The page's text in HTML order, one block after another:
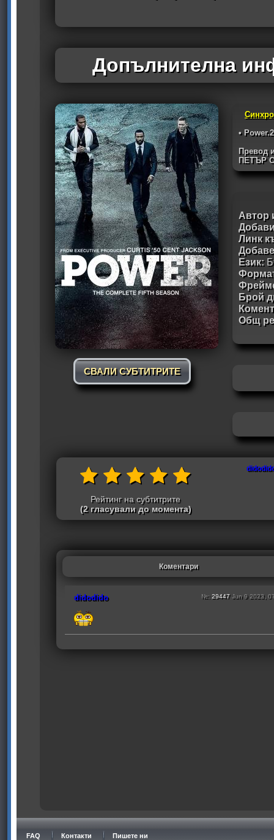
Допълнителна
СВАЛИ СУБТИТРИТЕ
•
Превод
ПЕТЪР
Автор
Линк
Език:
Брой
Общ
Рейтинг на субтитрите
(2 гласували до момента)
Коментари
didodido №:29447Jun 9 2023,
FAQ Контакти Пишете ни